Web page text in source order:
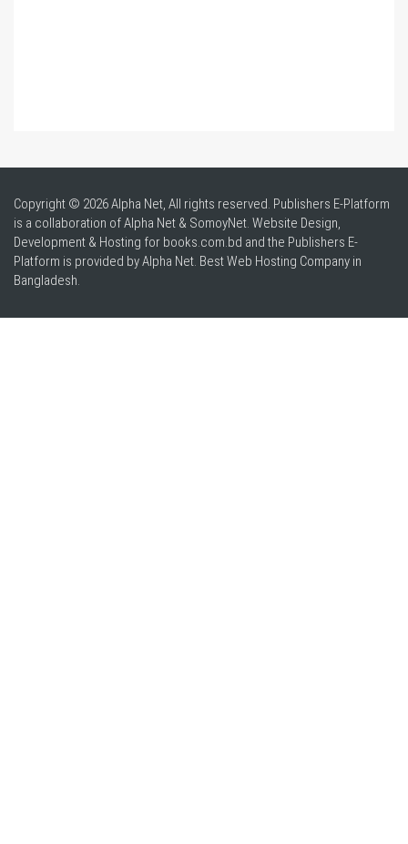
Copyright © 2026 Alpha Net, All rights reserved. Publishers E-Platform
is a collaboration of Alpha Net & SomoyNet. Website Design,
Development & Hosting for books.com.bd and the Publishers E-
Platform is provided by Alpha Net. BestWeb Hosting Company in
Bangladesh.